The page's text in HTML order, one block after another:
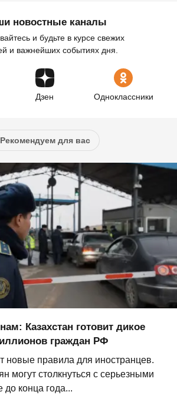
новостные каналы
и будьте в курсе свежих
и важнейших событиях дня.
Дзен Одноклассники
Рекомендуем для вас
Казахстан готовит дикое
граждан РФ
новые правила для иностранцев.
могут столкнуться с серьезными
конца года...